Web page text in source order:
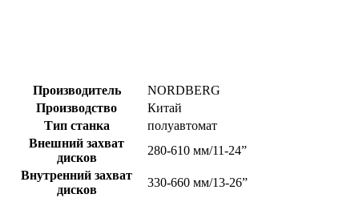
Производитель
NORDBERG
Производство
Китай
Тип станка
полуавтомат
Внешний захват
дисков
280-610 мм/11-24”
Внутренний захват
дисков
330-660 мм/13-26”